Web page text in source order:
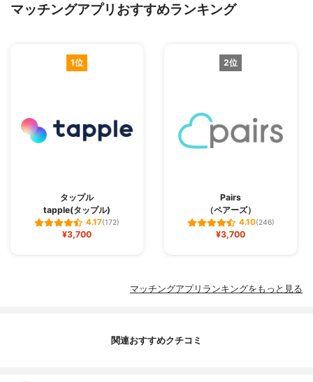
マッチングアプリおすすめランキング
1位
タップル
tapple(タップル)
4.17(172)
¥3,700
2位
Pairs
（ペアーズ）
4.10(246)
¥3,700
マッチングアプリランキングをもっと見る
関連おすすめクチコミ